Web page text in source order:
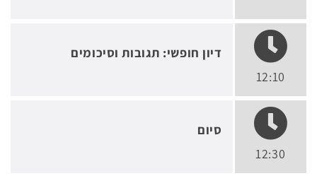
12:10
דיון חופשי: תגובות וסיכומים
12:30
סיום